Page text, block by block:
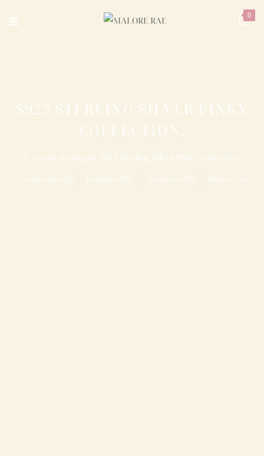
0
S925 STERLING SILVER PINKY
COLLECTION.
Home Kettingen S925 Sterling Silver Pinky Collection.
Armbanden (5) Kettingen (16) Oorbellen (16) Ringen (14)